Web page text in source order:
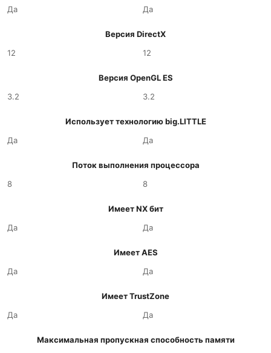
Да
Да
Версия DirectX
12
12
Версия OpenGL ES
3.2
3.2
Использует технологию big.LITTLE
Да
Да
Поток выполнения процессора
8
8
Имеет NX бит
Да
Да
Имеет AES
Да
Да
Имеет TrustZone
Да
Да
Максимальная пропускная способность памяти